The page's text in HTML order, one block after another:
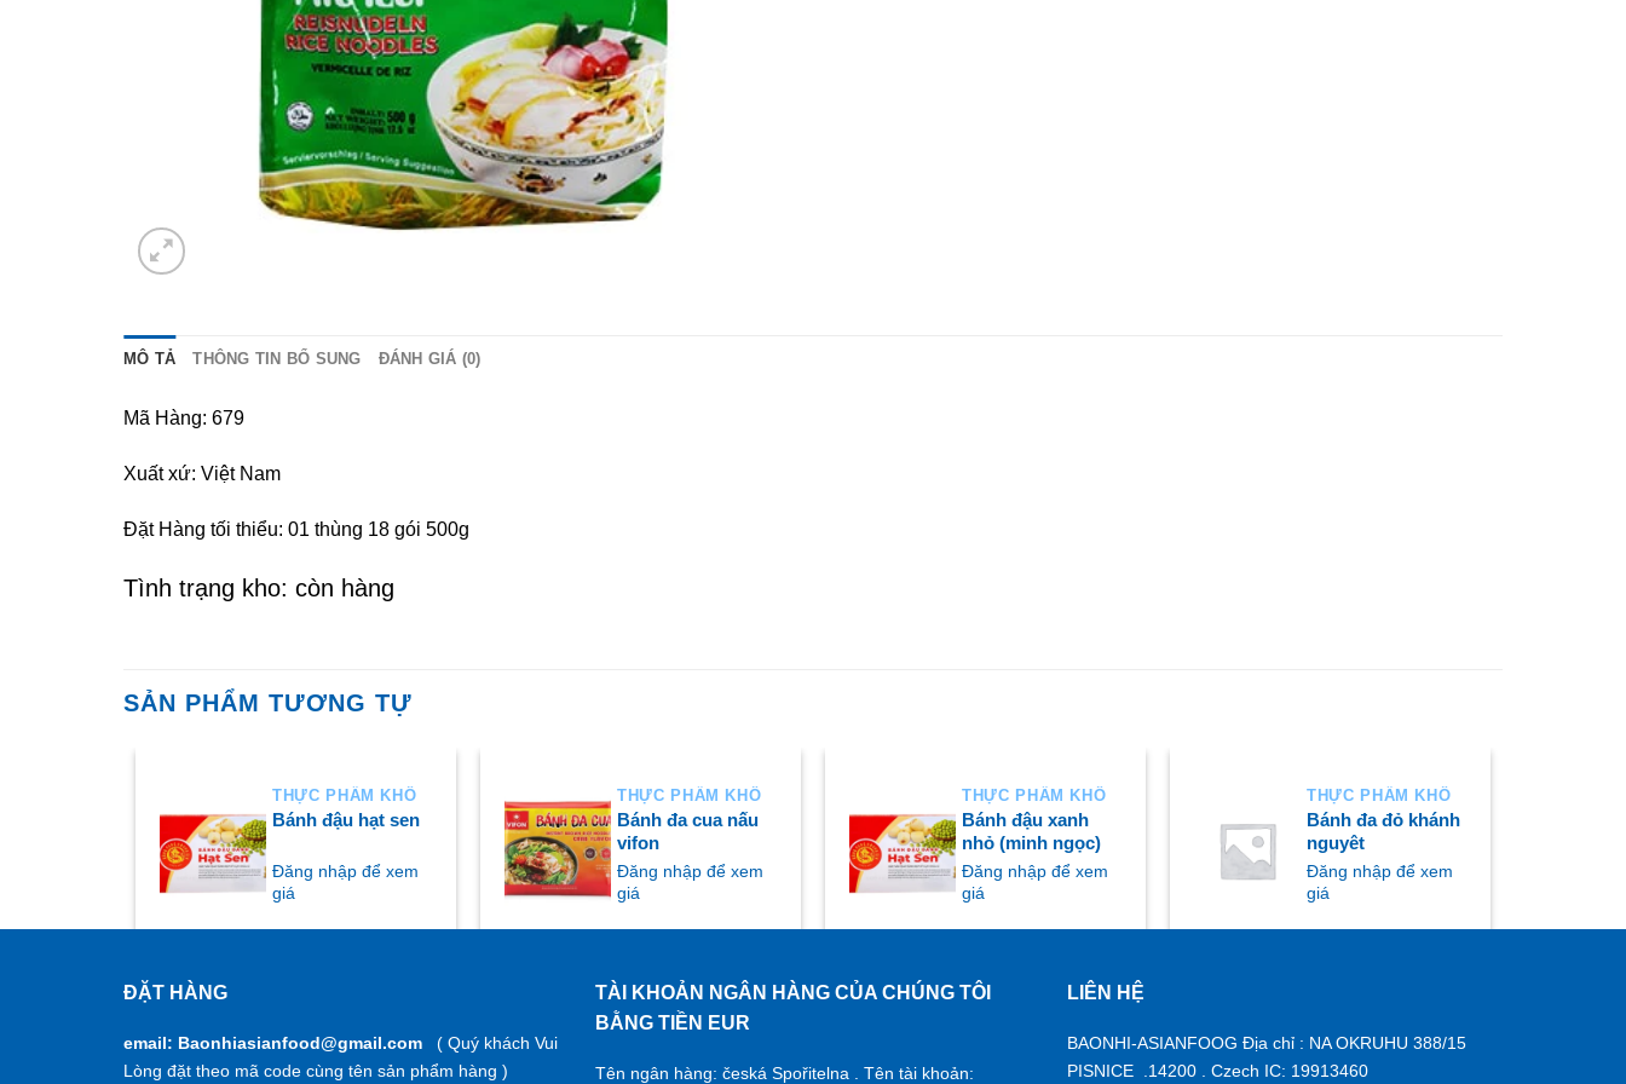
MÔ TẢ THÔNG TIN BỔ SUNG ĐÁNH GIÁ (0)
Mã Hàng: 679
Xuất xứ: Việt Nam
Đặt Hàng tối thiểu: 01 thùng 18 gói 500g
Tình trạng kho: còn hàng
SẢN PHẨM TƯƠNG TỰ
THỰC PHẨM KHÔ
Bánh đậu hạt sen
Đăng nhập để xem
giá
THỰC PHẨM KHÔ
Bánh đa cua nấu
vifon
Đăng nhập để xem
giá
MUA NGAY
THỰC PHẨM KHÔ
Bánh đậu xanh
nhỏ (minh ngọc)
Đăng nhập để xem
giá
THỰC PHẨM KHÔ
Bánh đa đỏ khánh
nguyêt
Đăng nhập để xem
giá
ĐẶT HÀNG
email: Baonhiasianfood@gmail.com ( Quý khách Vui
Lòng đặt theo mã code cùng tên sản phẩm hàng )
TÀI KHOẢN NGÂN HÀNG CỦA CHÚNG TÔI
BẰNG TIỀN EUR
Tên ngân hàng: česká Spořitelna . Tên tài khoản:
LIÊN HỆ
BAONHI-ASIANFOOG Địa chỉ : NA OKRUHU 388/15
PISNICE .14200 . Czech IC: 19913460